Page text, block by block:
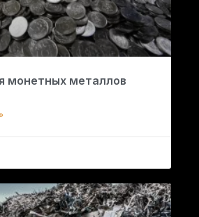
монетных металлов